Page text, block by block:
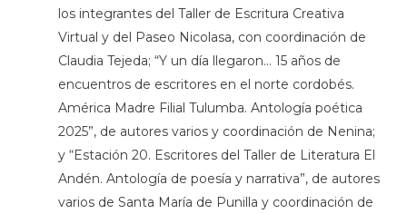
los integrantes del Taller de Escritura Creativa
Virtual y del Paseo Nicolasa, con coordinación de
Claudia Tejeda; “Y un día llegaron… 15 años de
encuentros de escritores en el norte cordobés.
América Madre Filial Tulumba. Antología poética
2025”, de autores varios y coordinación de Nenina;
y “Estación 20. Escritores del Taller de Literatura El
Andén. Antología de poesía y narrativa”, de autores
varios de Santa María de Punilla y coordinación de